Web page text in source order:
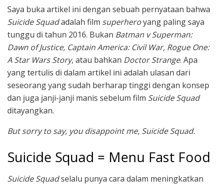
Saya buka artikel ini dengan sebuah pernyataan bahwa
Suicide Squadadalah film superheroyang paling saya
tunggu di tahun 2016. Bukan Batman v Superman:
Dawn of Justice, Captain America: Civil War, Rogue One:
A Star Wars Story, atau bahkan Doctor Strange. Apa
yang tertulis di dalam artikel ini adalah ulasan dari
seseorang yang sudah berharap tinggi dengan konsep
dan juga janji-janji manis sebelum film Suicide Squad
ditayangkan.
But sorry to say, you disappoint me, Suicide Squad.
Suicide Squad = Menu Fast Food
Suicide Squadselalu punya cara dalam meningkatkan